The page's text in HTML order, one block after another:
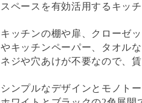
スペースを有効活用するキッ
キッチンの棚や扉、クローゼ
やキッチンペーパー、タオル
ネジや穴あけが不要なので、
シンプルなデザインとモノト